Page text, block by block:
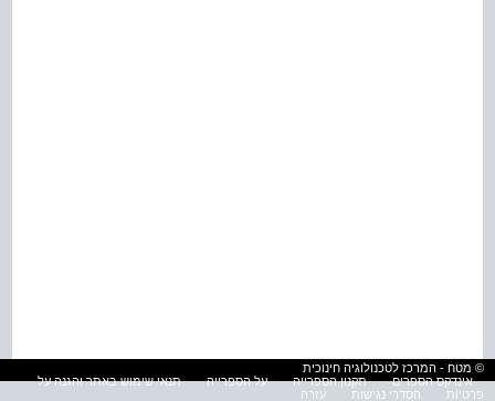
© מטח - המרכז לטכנולוגיה חינוכית
אינדקס הספרים
תקנון הספרייה על הספרייה
תנאי שימוש באתר והגנה על
פרטיות
הסדרי נגישות עזרה